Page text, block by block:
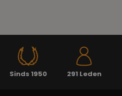
Sinds 1950 291 Leden